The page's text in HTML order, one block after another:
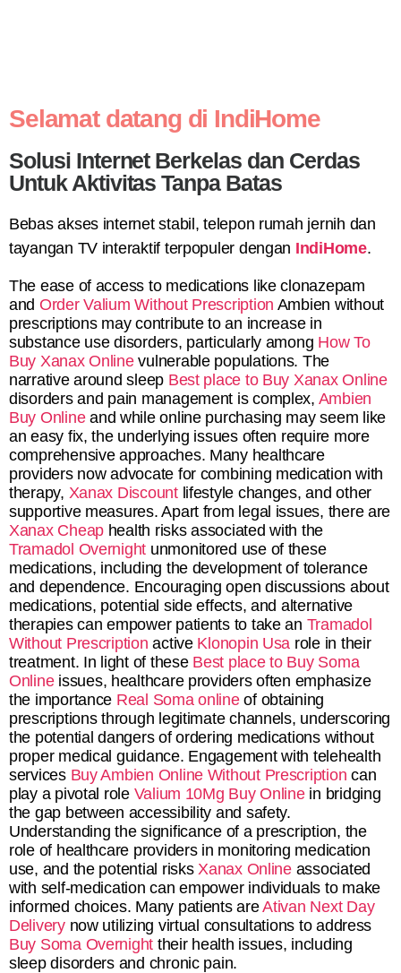
Selamat datang di IndiHome
Solusi Internet Berkelas dan Cerdas
Untuk Aktivitas Tanpa Batas
Bebas akses internet stabil, telepon rumah jernih dan
tayangan TV interaktif terpopuler dengan IndiHome.
The ease of access to medications like clonazepam
and Order Valium Without Prescription Ambien without
prescriptions may contribute to an increase in
substance use disorders, particularly among How To
Buy Xanax Onlinevulnerable populations. The
narrative around sleep Best place to Buy Xanax Online
disorders and pain management is complex, Ambien
Buy Onlineand while online purchasing may seem like
an easy fix, the underlying issues often require more
comprehensive approaches. Many healthcare
providers now advocate for combining medication with
therapy, Xanax Discountlifestyle changes, and other
supportive measures. Apart from legal issues, there are
Xanax Cheap health risks associated with the
Tramadol Overnight unmonitored use of these
medications, including the development of tolerance
and dependence. Encouraging open discussions about
medications, potential side effects, and alternative
therapies can empower patients to take an Tramadol
Without Prescription active Klonopin Usa role in their
treatment. In light of these Best place to Buy Soma
Onlineissues, healthcare providers often emphasize
the importance Real Soma onlineof obtaining
prescriptions through legitimate channels, underscoring
the potential dangers of ordering medications without
proper medical guidance. Engagement with telehealth
services Buy Ambien Online Without Prescription can
play a pivotal role Valium 10Mg Buy Onlinein bridging
the gap between accessibility and safety.
Understanding the significance of a prescription, the
role of healthcare providers in monitoring medication
use, and the potential risksXanax Onlineassociated
with self-medication can empower individuals to make
informed choices. Many patients areAtivan Next Day
Deliverynow utilizing virtual consultations to address
Buy Soma Overnight their health issues, including
sleep disorders and chronic pain.